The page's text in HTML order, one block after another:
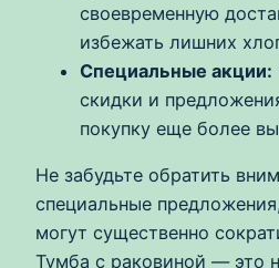
своевременную
избежать лишних
Специальные акции:
скидки и
покупку еще более
Не забудьте обратить
специальные
могут существенно
Тумба с раковиной — это